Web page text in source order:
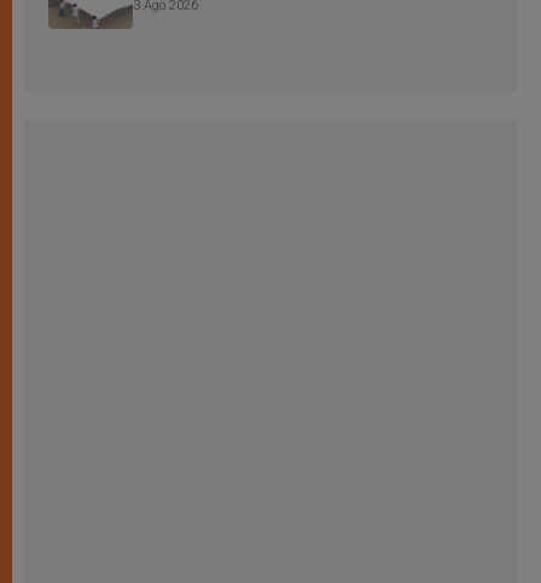
3 Ago 2026